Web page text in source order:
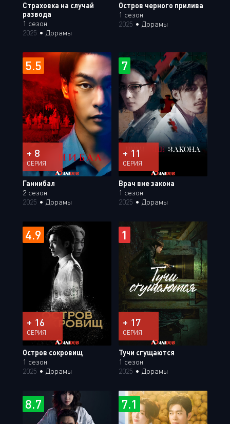
Страховка на случай
развода
1 сезон
2025 • Дорамы
Остров черного прилива
1 сезон
2025 • Дорамы
5.5
+ 8
СЕРИЯ
Ганнибал
2 сезон
2025 • Дорамы
7
+ 11
СЕРИЯ
Врач вне закона
1 сезон
2025 • Дорамы
4.9
+ 16
СЕРИЯ
Остров сокровищ
1 сезон
2025 • Дорамы
1
+ 17
СЕРИЯ
Тучи сгущаются
1 сезон
2025 • Дорамы
8.7 7.1